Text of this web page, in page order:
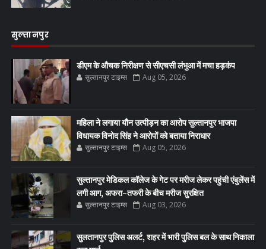
सुल्तानपुर
डीएम के औचक निरीक्षण से सीएचसी लंभुआ में मचा हड़कंप
सुल्तानपुर टाइम्स Aug 05, 2026
महिला ने लगाया यौन उत्पीड़न का आरोप सुल्तानपुर भाजपा
विधायक विनोद सिंह ने आरोपों को बताया निराधार
सुल्तानपुर टाइम्स Aug 05, 2026
सुल्तानपुर मेडिकल कॉलेज के गेट पर मरीज लेकर पहुंची एंबुलेंस में
लगी आग, अफरा-तफरी के बीच मरीज सुरक्षित
सुल्तानपुर टाइम्स Aug 03, 2026
सुलतानपुर पुलिस अलर्ट, शहर में भारी पुलिस बल के साथ निकाला